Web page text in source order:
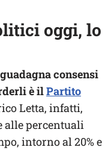
oggi, lo
consensi
è ilPartito
Letta, infatti,
alle percentuali
intorno al 20% e